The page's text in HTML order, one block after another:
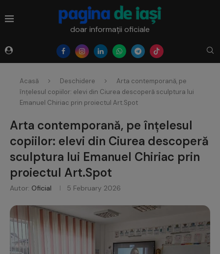
doar informații oficiale
Acasă Deschidere
Arta contemporană, pe
înțelesul copiilor: elevi din Ciurea descoperă sculptura lui
Emanuel Chiriac prin proiectul Art.Spot
Arta contemporană, pe înțelesul
copiilor: elevi din Ciurea descoperă
sculptura lui Emanuel Chiriac prin
proiectul Art.Spot
Autor: Oficial 5 February 2026